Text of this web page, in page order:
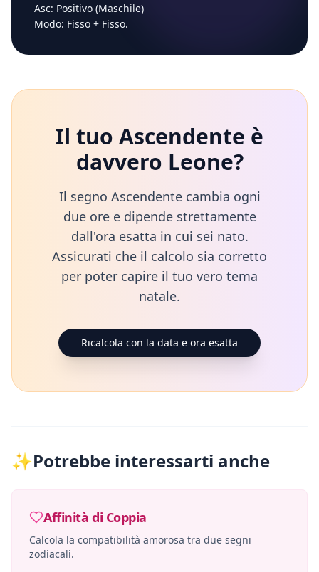
Asc: Positivo (Maschile)
Modo: Fisso + Fisso.
Il tuo Ascendente è
davvero Leone?
Il segno Ascendente cambia ogni
due ore e dipende strettamente
dall'ora esatta in cui sei nato.
Assicurati che il calcolo sia corretto
per poter capire il tuo vero tema
natale.
Ricalcola con la data e ora esatta
✨Potrebbe interessarti anche
Affinità di Coppia
Calcola la compatibilità amorosa tra due segni
zodiacali.